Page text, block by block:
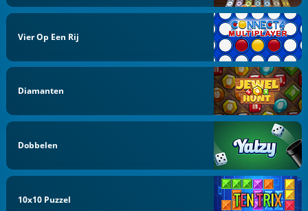
Vier Op Een Rij
Diamanten
Dobbelen
10x10 Puzzel